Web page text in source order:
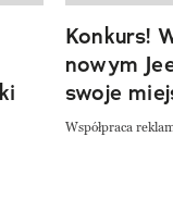
Konkurs!
nowym
swoje
Współpraca